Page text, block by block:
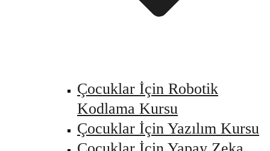
Çocuklar İçin Robotik
Kodlama Kursu
Çocuklar İçin Yazılım Kursu